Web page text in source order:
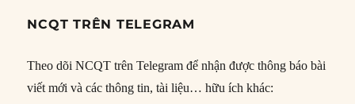
NCQT TRÊN TELEGRAM
Theo dõi NCQT trên Telegram để nhận được thông báo bài
viết mới và các thông tin, tài liệu… hữu ích khác: